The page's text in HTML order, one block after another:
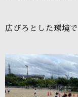
広びろとした環境